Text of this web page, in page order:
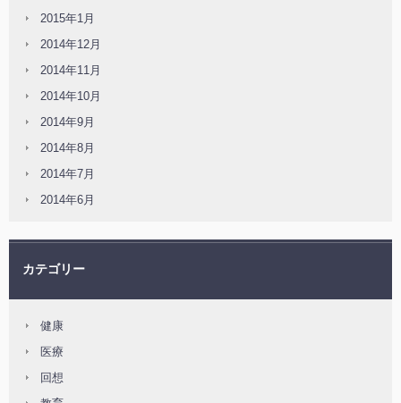
2015年1月
2014年12月
2014年11月
2014年10月
2014年9月
2014年8月
2014年7月
2014年6月
カテゴリー
健康
医療
回想